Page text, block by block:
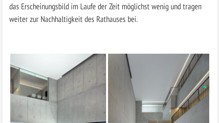
das Erscheinungsbild im Laufe der Zeit möglichst wenig und tragen
weiter zur Nachhaltigkeit des Rathauses bei.